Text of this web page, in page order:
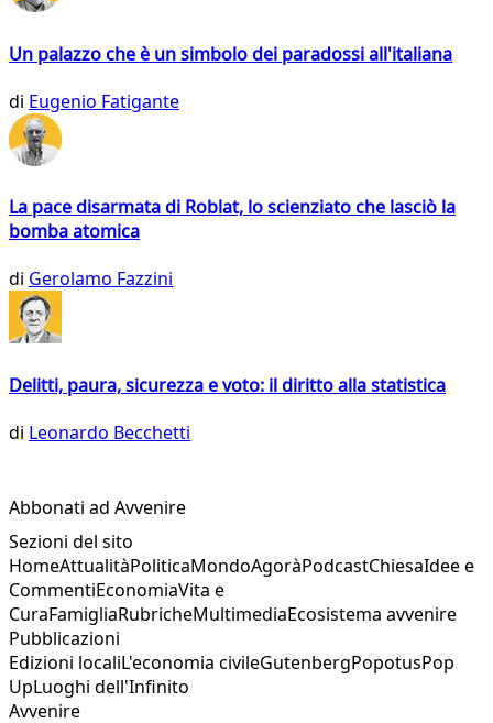
Un palazzo che è un simbolo dei paradossi all'italiana
di Eugenio Fatigante
La pace disarmata di Roblat, lo scienziato che lasciò la
bomba atomica
di Gerolamo Fazzini
Delitti, paura, sicurezza e voto: il diritto alla statistica
di Leonardo Becchetti
Abbonati ad Avvenire
Sezioni del sito
HomeAttualitàPoliticaMondoAgoràPodcastChiesaIdee e
CommentiEconomiaVita e
CuraFamigliaRubricheMultimediaEcosistema avvenire
Pubblicazioni
Edizioni localiL'economia civileGutenbergPopotusPop
UpLuoghi dell'Infinito
Avvenire